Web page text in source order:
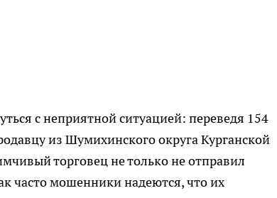
с неприятной ситуацией: переведя 154
из Шумихинского округа Курганской
торговец не только не отправил
часто мошенники надеются, что их